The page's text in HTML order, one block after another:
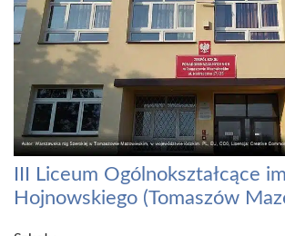
III Liceum Ogólnokształcące
Hojnowskiego (Tomaszów